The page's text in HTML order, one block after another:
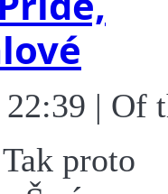
22:39 | Of
proto